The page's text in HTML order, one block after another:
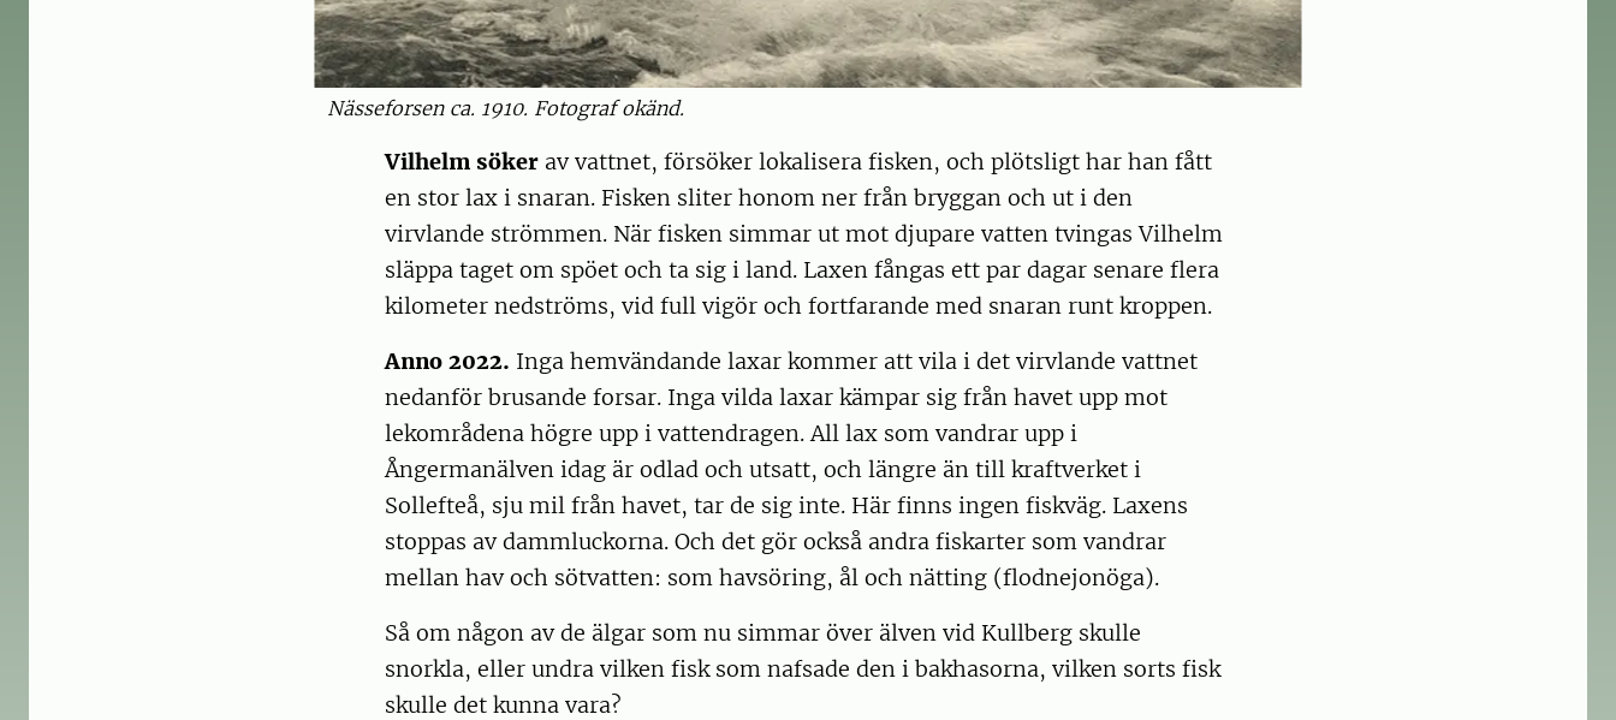
Nässeforsen ca. 1910. Fotograf okänd.
Vilhelm söker av vattnet, försöker lokalisera fisken, och plötsligt har han fått
en stor lax i snaran. Fisken sliter honom ner från bryggan och ut i den
virvlande strömmen. När fisken simmar ut mot djupare vatten tvingas Vilhelm
släppa taget om spöet och ta sig i land. Laxen fångas ett par dagar senare flera
kilometer nedströms, vid full vigör och fortfarande med snaran runt kroppen.
Anno 2022. Inga hemvändande laxar kommer att vila i det virvlande vattnet
nedanför brusande forsar. Inga vilda laxar kämpar sig från havet upp mot
lekområdena högre upp i vattendragen. All lax som vandrar upp i
Ångermanälven idag är odlad och utsatt, och längre än till kraftverket i
Sollefteå, sju mil från havet, tar de sig inte. Här finns ingen fiskväg. Laxens
stoppas av dammluckorna. Och det gör också andra fiskarter som vandrar
mellan hav och sötvatten: som havsöring, ål och nätting (flodnejonöga).
Så om någon av de älgar som nu simmar över älven vid Kullberg skulle
snorkla, eller undra vilken fisk som nafsade den i bakhasorna, vilken sorts fisk
skulle det kunna vara?